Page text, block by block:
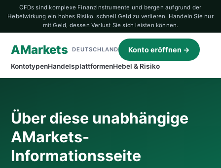
CFDs sind komplexe Finanzinstrumente und bergen aufgrund der
Hebelwirkung ein hohes Risiko, schnell Geld zu verlieren. Handeln Sie nur
mit Geld, dessen Verlust Sie sich leisten können.
AMarkets DEUTSCHLAND
KontotypenHandelsplattformenHebel & Risiko
Konto eröffnen →
Über diese unabhängige
AMarkets-
Informationsseite